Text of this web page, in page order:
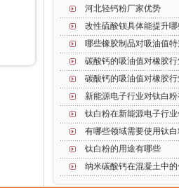
河北轻钙粉厂家优势
改性硫酸钡具体能提升
哪些橡胶制品对吸油值
碳酸钙的吸油值对橡胶
碳酸钙的吸油值对橡胶
新能源电子行业对钛白
钛白粉在新能源电子行
有哪些领域需要使用钛
钛白粉的用途有哪些
纳米碳酸钙在混凝土中